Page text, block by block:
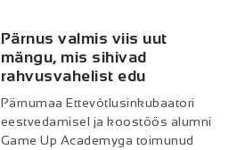
Pärnus valmis viis uut
mängu, mis sihivad
rahvusvahelist edu
Pärnumaa Ettevõtlusinkubaatori
eestvedamisel ja koostöös alumni
Game Up Academyga toimunud